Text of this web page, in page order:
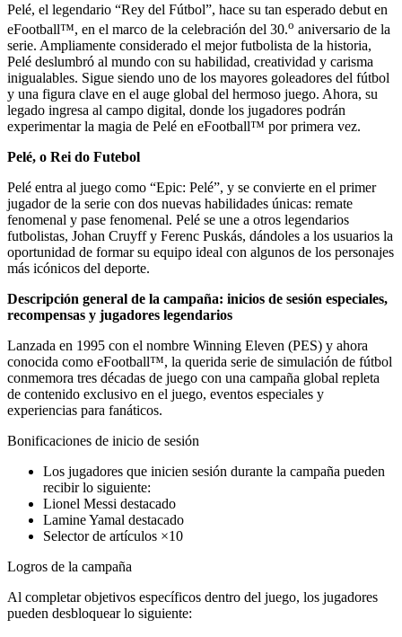
Pelé, el legendario “Rey del Fútbol”, hace su tan esperado debut en
eFootball™, en el marco de la celebración del 30.o aniversario de la
serie. Ampliamente considerado el mejor futbolista de la historia,
Pelé deslumbró al mundo con su habilidad, creatividad y carisma
inigualables. Sigue siendo uno de los mayores goleadores del fútbol
y una figura clave en el auge global del hermoso juego. Ahora, su
legado ingresa al campo digital, donde los jugadores podrán
experimentar la magia de Pelé en eFootball™ por primera vez.
Pelé, o Rei do Futebol
Pelé entra al juego como “Epic: Pelé”, y se convierte en el primer
jugador de la serie con dos nuevas habilidades únicas: remate
fenomenal y pase fenomenal. Pelé se une a otros legendarios
futbolistas, Johan Cruyff y Ferenc Puskás, dándoles a los usuarios la
oportunidad de formar su equipo ideal con algunos de los personajes
más icónicos del deporte.
Descripción general de la campaña: inicios de sesión especiales,
recompensas y jugadores legendarios
Lanzada en 1995 con el nombre Winning Eleven (PES) y ahora
conocida como eFootball™, la querida serie de simulación de fútbol
conmemora tres décadas de juego con una campaña global repleta
de contenido exclusivo en el juego, eventos especiales y
experiencias para fanáticos.
Bonificaciones de inicio de sesión
Los jugadores que inicien sesión durante la campaña pueden
recibir lo siguiente:
Lionel Messi destacado
Lamine Yamal destacado
Selector de artículos ×10
Logros de la campaña
Al completar objetivos específicos dentro del juego, los jugadores
pueden desbloquear lo siguiente: